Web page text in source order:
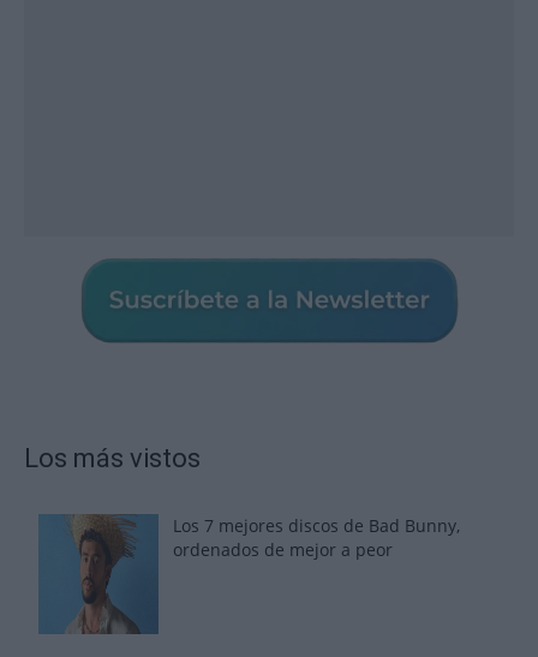
Los más vistos
Los 7 mejores discos de Bad Bunny,
ordenados de mejor a peor